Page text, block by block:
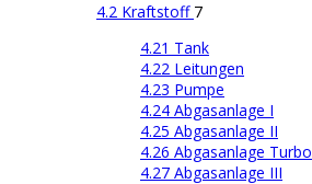
4.2 Kraftstoff 7
4.21 Tank
4.22 Leitungen
4.23 Pumpe
4.24 Abgasanlage I
4.25 Abgasanlage II
4.26 Abgasanlage Turbo
4.27 Abgasanlage III